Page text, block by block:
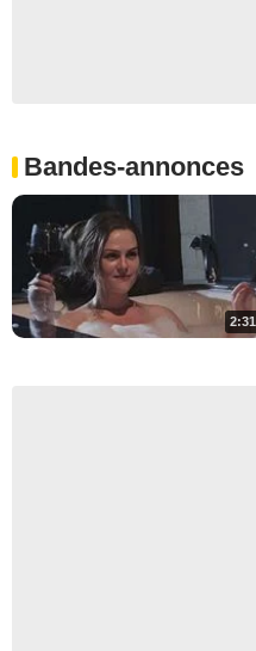
Bandes-annonces
2:31